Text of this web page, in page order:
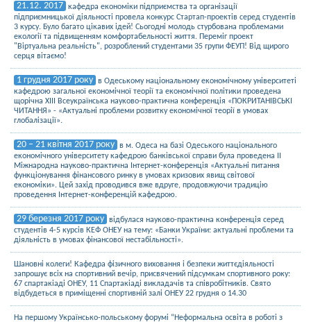
21.12. 2017 кафедра економіки підприємства та організації
підприємницької діяльності провела конкурс Стартап-проектів серед студентів
3 курсу. Було багато цікавих ідей! Сьогодні молодь стурбована проблемами
екології та підвищенням комфортабельності життя. Переміг проект
"Віртуальна реальність", розроблений студентами 35 групи ФЕУП! Від щирого
серця вітаємо!
1 грудня 2017 року в Одеському національному економічному університеті
кафедрою загальної економічної теорії та економічної політики проведена
щорічна ХІІІ Всеукраїнська науково-практична конференція «ПОКРИТАНІВСЬКІ
ЧИТАННЯ» - «Актуальні проблеми розвитку економічної теорії в умовах
глобалізації».
20 – 21 квітня 2017 року в м. Одеса на базі Одеського національного
економічного університету кафедрою банківської справи була проведена ІІ
Міжнародна науково-практична Інтернет-конференція «Актуальні питання
функціонування фінансового ринку в умовах кризових явищ світової
економіки». Цей захід проводився вже вдруге, продовжуючи традицію
проведення Інтернет-конференцій кафедрою.
29 березня 2017 року відбулася науково-практична конференція серед
студентів 4-5 курсів КЕФ ОНЕУ на тему: «Банки України: актуальні проблеми та
діяльність в умовах фінансової нестабільності».
Шановні колеги! Кафедра фізичного виховання і безпеки життєдіяльності
запрошує всіх на спортивний вечір, присвячений підсумкам спортивного року:
67 спартакіаді ОНЕУ, 11 Спартакіаді викладачів та співробітників. Свято
відбудеться в приміщенні спортивній залі ОНЕУ 22 грудня о 14.30
На першому Українсько-польському форумі “Неформальна освіта в роботі з